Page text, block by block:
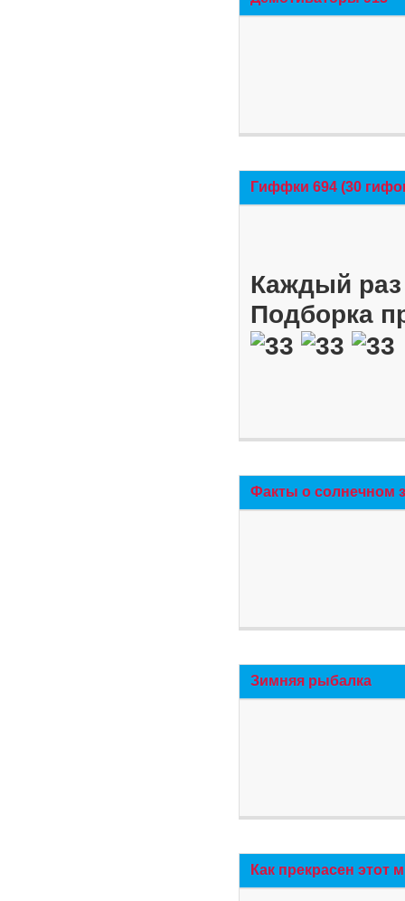
Гиффки 694 (30
Каждый
Подборка
Факты о солнечном
Зимняя рыбалка
Как прекрасен этот